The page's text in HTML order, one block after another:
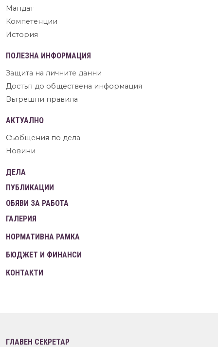
Мандат
Компетенции
История
ПОЛЕЗНА ИНФОРМАЦИЯ
Защита на личните данни
Достъп до обществена информация
Вътрешни правила
АКТУАЛНО
Съобщения по дела
Новини
ДЕЛА
ПУБЛИКАЦИИ
ОБЯВИ ЗА РАБОТА
ГАЛЕРИЯ
НОРМАТИВНА РАМКА
БЮДЖЕТ И ФИНАНСИ
КОНТАКТИ
ГЛАВЕН СЕКРЕТАР